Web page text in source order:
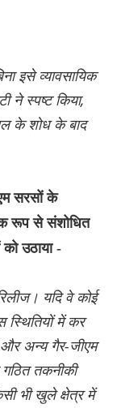
इसे व्यावसायिक
ने स्पष्ट किया,
के शोध के बाद
सरसों के
रूप से संशोधित
उठाया -
यदि वे कोई
स्थितियों में कर
और अन्य गैर-जीएम
तकनीकी
भी खुले क्षेत्र में